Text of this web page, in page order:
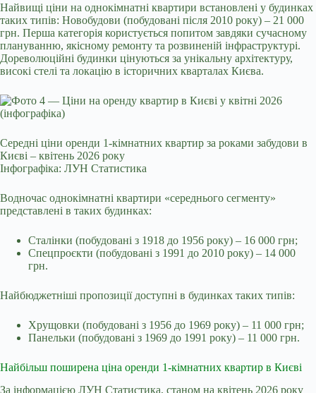
Найвищі ціни на однокімнатні квартири встановлені у будинках
таких типів: Новобудови (побудовані після 2010 року) – 21 000
грн. Перша категорія користується попитом завдяки сучасному
плануванню, якісному ремонту та розвиненій інфраструктурі.
Дореволюційні будинки цінуються за унікальну архітектуру,
високі стелі та локацію в історичних кварталах Києва.
Середні ціни оренди 1-кімнатних квартир за роками забудови в
Києві – квітень 2026 року
Інфографіка: ЛУН Статистика
Водночас однокімнатні квартири «середнього сегменту»
представлені в таких будинках:
Сталінки (побудовані з 1918 до 1956 року) – 16 000 грн;
Спецпроєкти (побудовані з 1991 до 2010 року) – 14 000
грн.
Найбюджетніші пропозиції доступні в будинках таких типів:
Хрущовки (побудовані з 1956 до 1969 року) – 11 000 грн;
Панельки (побудовані з 1969 до 1991 року) – 11 000 грн.
Найбільш поширена ціна оренди 1-кімнатних квартир в Києві
За інформацією ЛУН Статистика, станом на квітень 2026 року